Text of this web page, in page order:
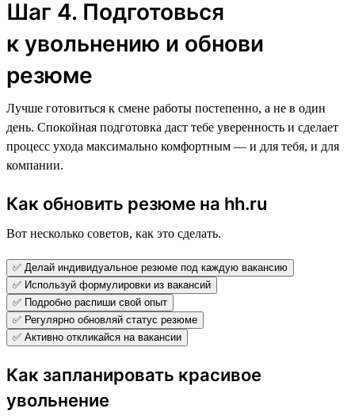
Шаг 4. Подготовься
к увольнению и обнови
резюме
Лучше готовиться к смене работы постепенно, а не в один
день. Спокойная подготовка даст тебе уверенность и сделает
процесс ухода максимально комфортным — и для тебя, и для
компании.
Как обновить резюме на hh.ru
Вот несколько советов, как это сделать.
✅ Делай индивидуальное резюме под каждую вакансию
✅ Используй формулировки из вакансий
✅ Подробно распиши свой опыт
✅ Регулярно обновляй статус резюме
✅ Активно откликайся на вакансии
Как запланировать красивое
увольнение